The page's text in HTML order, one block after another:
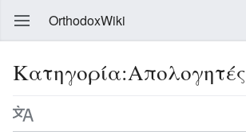
OrthodoxWiki
Κατηγορία:Απολογητές